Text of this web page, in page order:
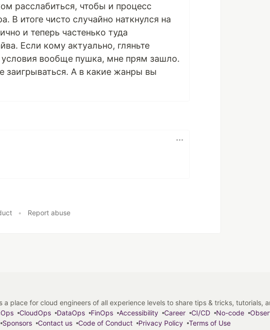
расслабиться, чтобы и процесс
В итоге чисто случайно наткнулся на
и теперь частенько туда
Если кому актуально, гляньте
условия вообще пушка, мне прям зашло.
заигрываться. А в какие жанры вы
• Report abuse
place for cloud engineers of all experience levels to share tips & tricks, tutorials,
CloudOps DataOps FinOps Accessibility Career CI/CD No-code
Sponsors Contact us Code of Conduct Privacy Policy
Terms of Use